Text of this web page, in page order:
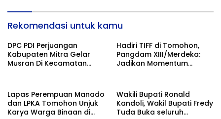
Rekomendasi untuk kamu
DPC PDI Perjuangan
Kabupaten Mitra Gelar
Musran Di Kecamatan
Hadiri TIFF di Tomohon,
Pangdam XIII/Merdeka:
Jadikan Momentum
Lapas Perempuan Manado
dan LPKA Tomohon Unjuk
Karya Warga Binaan di
Wakili Bupati Ronald
Kandoli, Wakil Bupati Fredy
Tuda Buka seluruh